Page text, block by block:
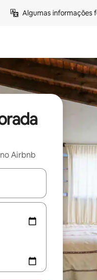
Algumas informações
Airbnb
explore-os usando as